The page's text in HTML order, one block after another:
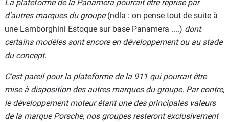
La plateforme de la Panamera pourrait être reprise par
d'autres marques du groupe(ndla : on pense tout de suite à
une Lamborghini Estoque sur base Panamera ....) dont
certains modèles sont encore en développement ou au stade
du concept.
C'est pareil pour la plateforme de la 911 qui pourrait être
mise à disposition des autres marques du groupe. Par contre,
le développement moteur étant une des principales valeurs
de la marque Porsche, nos groupes resteront exclusivement